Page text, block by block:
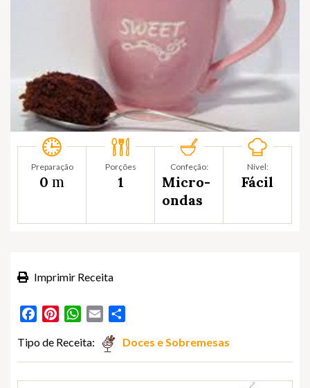
Preparação
0 m
Porções
1
Confeção:
Micro-
ondas
Nível:
Fácil
Imprimir Receita
FacebookPinterestWhatsApp
Email
Tipo de Receita: Doces e Sobremesas